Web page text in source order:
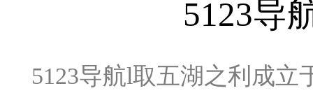
5123导
5123导航l取五湖之利成立